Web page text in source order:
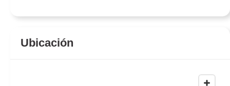
Ubicación